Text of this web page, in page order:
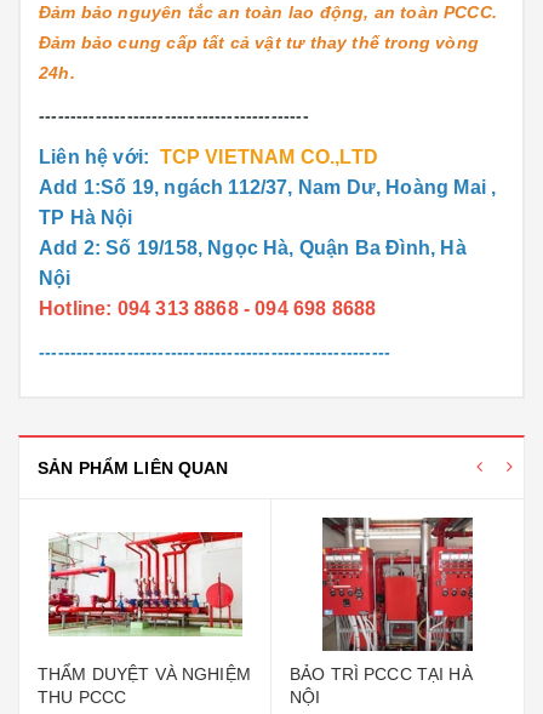
Đảm bảo nguyên tắc an toàn lao động, an toàn PCCC.
Đảm bảo cung cấp tất cả vật tư thay thế trong vòng
24h.
-------------------------------------------
Liên hệ với: TCP VIETNAM CO.,LTD
Add 1:Số 19, ngách 112/37, Nam Dư, Hoàng Mai ,
TP Hà Nội
Add 2: Số 19/158, Ngọc Hà, Quận Ba Đình, Hà
Nội
Hotline: 094 313 8868 - 094 698 8688
--------------------------------------------------------
SẢN PHẨM LIÊN QUAN
THẨM DUYỆT VÀ NGHIỆM
THU PCCC
BẢO TRÌ PCCC TẠI HÀ
NỘI